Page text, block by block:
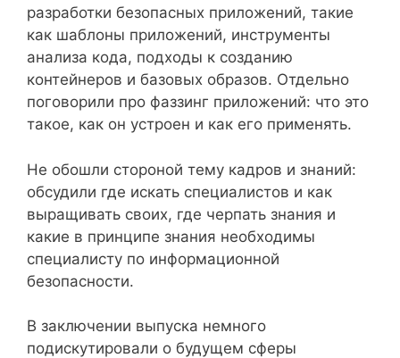
разработки безопасных приложений, такие
как шаблоны приложений, инструменты
анализа кода, подходы к созданию
контейнеров и базовых образов. Отдельно
поговорили про фаззинг приложений: что это
такое, как он устроен и как его применять.
Не обошли стороной тему кадров и знаний:
обсудили где искать специалистов и как
выращивать своих, где черпать знания и
какие в принципе знания необходимы
специалисту по информационной
безопасности.
В заключении выпуска немного
подискутировали о будущем сферы